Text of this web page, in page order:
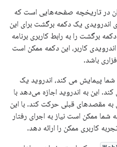
در تاریخچه صفحه‌هایی است که
اندرویدی یک دکمه برگشت برای این
برگشت را به رابط کاربری برنامه
کاربر، این دکمه ممکن است
باشد.
شما پیمایش می کند، اندروید یک
این به اندروید اجازه می‌دهد با
مقصدهای قبلی حرکت کند. با این
شما ممکن است نیاز به اجرای رفتار